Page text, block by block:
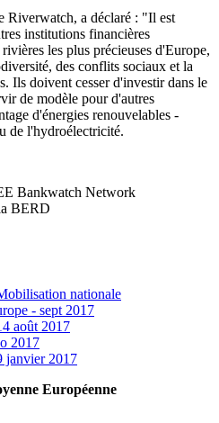
Riverwatch, a déclaré : "Il est
institutions financières
les plus précieuses d'Europe,
des conflits sociaux et la
Ils doivent cesser d'investir dans le
de modèle pour d'autres
d'énergies renouvelables -
de l'hydroélectricité.
Bankwatch Network
BERD
nationale
- sept 2017
août 2017
2017
janvier 2017
Européenne